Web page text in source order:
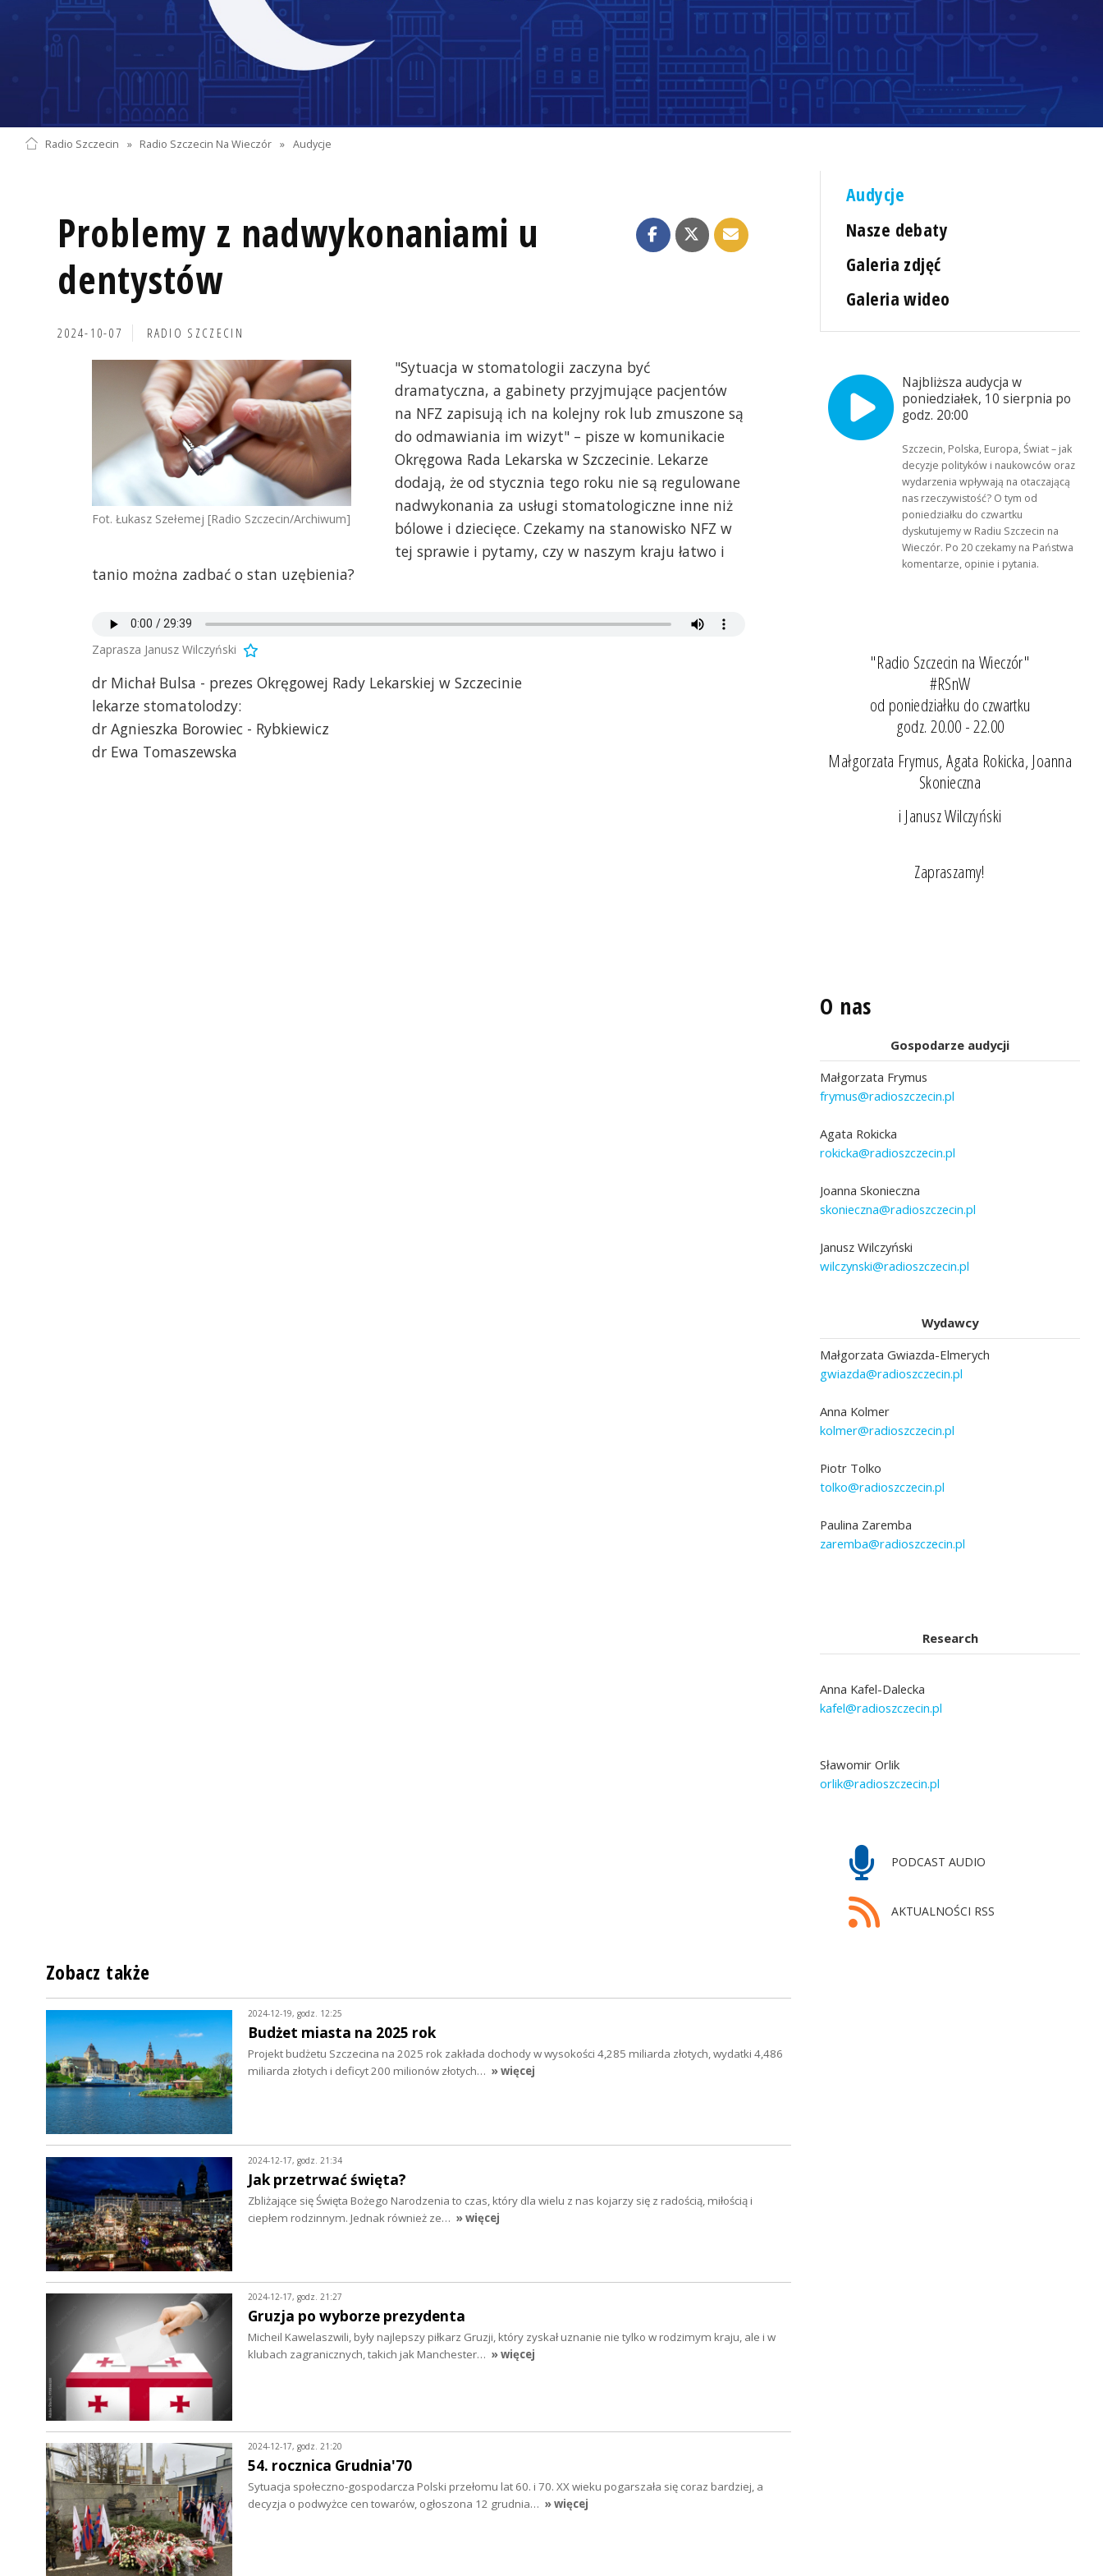
Radio Szczecin » Radio Szczecin Na Wieczór » Audycje
Problemy z nadwykonaniami u
dentystów
2024-10-07 RADIO SZCZECIN
Fot. Łukasz Szełemej [Radio Szczecin/Archiwum]
"Sytuacja w stomatologii zaczyna być
dramatyczna, a gabinety przyjmujące pacjentów
na NFZ zapisują ich na kolejny rok lub zmuszone są
do odmawiania im wizyt" – pisze w komunikacie
Okręgowa Rada Lekarska w Szczecinie. Lekarze
dodają, że od stycznia tego roku nie są regulowane
nadwykonania za usługi stomatologiczne inne niż
bólowe i dziecięce. Czekamy na stanowisko NFZ w
tej sprawie i pytamy, czy w naszym kraju łatwo i
tanio można zadbać o stan uzębienia?
Zaprasza Janusz Wilczyński
dr Michał Bulsa - prezes Okręgowej Rady Lekarskiej w Szczecinie
lekarze stomatolodzy:
dr Agnieszka Borowiec - Rybkiewicz
dr Ewa Tomaszewska
Audycje
Nasze debaty
Galeria zdjęć
Galeria wideo
Najbliższa audycja w
poniedziałek, 10 sierpnia po
godz. 20:00
Szczecin, Polska, Europa, Świat – jak
decyzje polityków i naukowców oraz
wydarzenia wpływają na otaczającą
nas rzeczywistość? O tym od
poniedziałku do czwartku
dyskutujemy w Radiu Szczecin na
Wieczór. Po 20 czekamy na Państwa
komentarze, opinie i pytania.
"Radio Szczecin na Wieczór"
#RSnW
od poniedziałku do czwartku
godz. 20.00 - 22.00
Małgorzata Frymus, Agata Rokicka, Joanna
Skonieczna
i Janusz Wilczyński
Zapraszamy!
O nas
Gospodarze audycji
Małgorzata Frymus
frymus@radioszczecin.pl
Agata Rokicka
rokicka@radioszczecin.pl
Joanna Skonieczna
skonieczna@radioszczecin.pl
Janusz Wilczyński
wilczynski@radioszczecin.pl
Wydawcy
Małgorzata Gwiazda-Elmerych
gwiazda@radioszczecin.pl
Anna Kolmer
kolmer@radioszczecin.pl
Piotr Tolko
tolko@radioszczecin.pl
Paulina Zaremba
zaremba@radioszczecin.pl
Research
Anna Kafel-Dalecka
kafel@radioszczecin.pl
Sławomir Orlik
orlik@radioszczecin.pl
PODCAST AUDIO
AKTUALNOŚCI RSS
Zobacz także
2024-12-19, godz. 12:25
Budżet miasta na 2025 rok
Projekt budżetu Szczecina na 2025 rok zakłada dochody w wysokości 4,285 miliarda złotych, wydatki 4,486
miliarda złotych i deficyt 200 milionów złotych… » więcej
2024-12-17, godz. 21:34
Jak przetrwać święta?
Zbliżające się Święta Bożego Narodzenia to czas, który dla wielu z nas kojarzy się z radością, miłością i
ciepłem rodzinnym. Jednak również ze… » więcej
2024-12-17, godz. 21:27
Gruzja po wyborze prezydenta
Micheil Kawelaszwili, były najlepszy piłkarz Gruzji, który zyskał uznanie nie tylko w rodzimym kraju, ale i w
klubach zagranicznych, takich jak Manchester… » więcej
2024-12-17, godz. 21:20
54. rocznica Grudnia'70
Sytuacja społeczno-gospodarcza Polski przełomu lat 60. i 70. XX wieku pogarszała się coraz bardziej, a
decyzja o podwyżce cen towarów, ogłoszona 12 grudnia… » więcej